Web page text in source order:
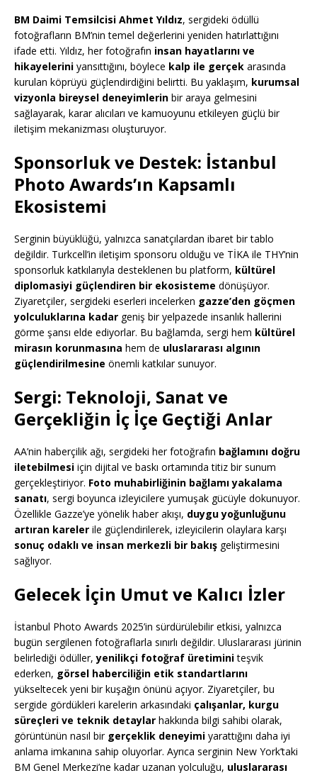
BM Daimi Temsilcisi Ahmet Yıldız, sergideki ödüllü
fotoğrafların BM’nin temel değerlerini yeniden hatırlattığını
ifade etti. Yıldız, her fotoğrafın insan hayatlarını ve
hikayelerini yansıttığını, böylece kalp ile gerçek arasında
kurulan köprüyü güçlendirdiğini belirtti. Bu yaklaşım, kurumsal
vizyonla bireysel deneyimlerin bir araya gelmesini
sağlayarak, karar alıcıları ve kamuoyunu etkileyen güçlü bir
iletişim mekanizması oluşturuyor.
Sponsorluk ve Destek: İstanbul
Photo Awards’ın Kapsamlı
Ekosistemi
Serginin büyüklüğü, yalnızca sanatçılardan ibaret bir tablo
değildir. Turkcell’in iletişim sponsoru olduğu ve TİKA ile THY’nin
sponsorluk katkılarıyla desteklenen bu platform, kültürel
diplomasiyi güçlendiren bir ekosisteme dönüşüyor.
Ziyaretçiler, sergideki eserleri incelerken gazze’den göçmen
yolculuklarına kadar geniş bir yelpazede insanlık hallerini
görme şansı elde ediyorlar. Bu bağlamda, sergi hem kültürel
mirasın korunmasına hem de uluslararası algının
güçlendirilmesine önemli katkılar sunuyor.
Sergi: Teknoloji, Sanat ve
Gerçekliğin İç İçe Geçtiği Anlar
AA’nin haberçilik ağı, sergideki her fotoğrafın bağlamını doğru
iletebilmesi için dijital ve baskı ortamında titiz bir sunum
gerçekleştiriyor. Foto muhabirliğinin bağlamı yakalama
sanatı, sergi boyunca izleyicilere yumuşak gücüyle dokunuyor.
Özellikle Gazze’ye yönelik haber akışı, duygu yoğunluğunu
artıran kareler ile güçlendirilerek, izleyicilerin olaylara karşı
sonuç odaklı ve insan merkezli bir bakış geliştirmesini
sağlıyor.
Gelecek İçin Umut ve Kalıcı İzler
İstanbul Photo Awards 2025’in sürdürülebilir etkisi, yalnızca
bugün sergilenen fotoğraflarla sınırlı değildir. Uluslararası jürinin
belirlediği ödüller,yenilikçi fotoğraf üretiminiteşvik
ederken, görsel haberciliğin etik standartlarını
yükseltecek yeni bir kuşağın önünü açıyor. Ziyaretçiler, bu
sergide gördükleri karelerin arkasındaki çalışanlar, kurgu
süreçleri ve teknik detaylar hakkında bilgi sahibi olarak,
görüntünün nasıl bir gerçeklik deneyimi yarattığını daha iyi
anlama imkanına sahip oluyorlar. Ayrıca serginin New York’taki
BM Genel Merkezi’ne kadar uzanan yolculuğu, uluslararası